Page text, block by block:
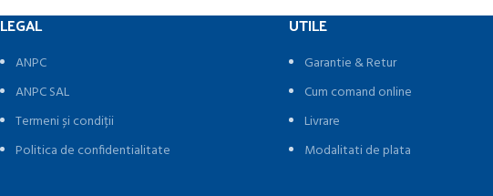
LEGAL
ANPC
ANPC SAL
Termeni și condiții
Politica de confidentialitate
UTILE
Garantie & Retur
Cum comand online
Livrare
Modalitati de plata